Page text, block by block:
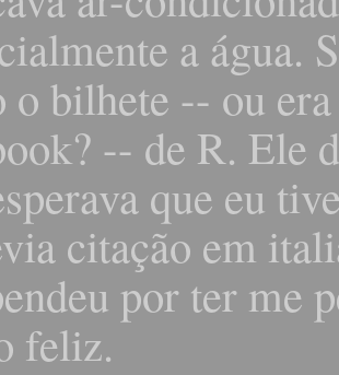
a água.
o bilhete -- ou
-- de R. Ele
que eu
citação em
por ter me
feliz.